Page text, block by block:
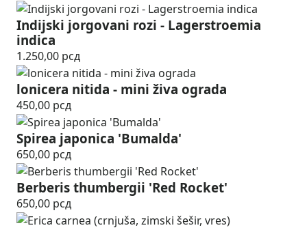
Indijski jorgovani rozi - Lagerstroemia
indica
1.250,00 рсд
lonicera nitida - mini živa ograda
450,00 рсд
Spirea japonica 'Bumalda'
650,00 рсд
Berberis thumbergii 'Red Rocket'
650,00 рсд